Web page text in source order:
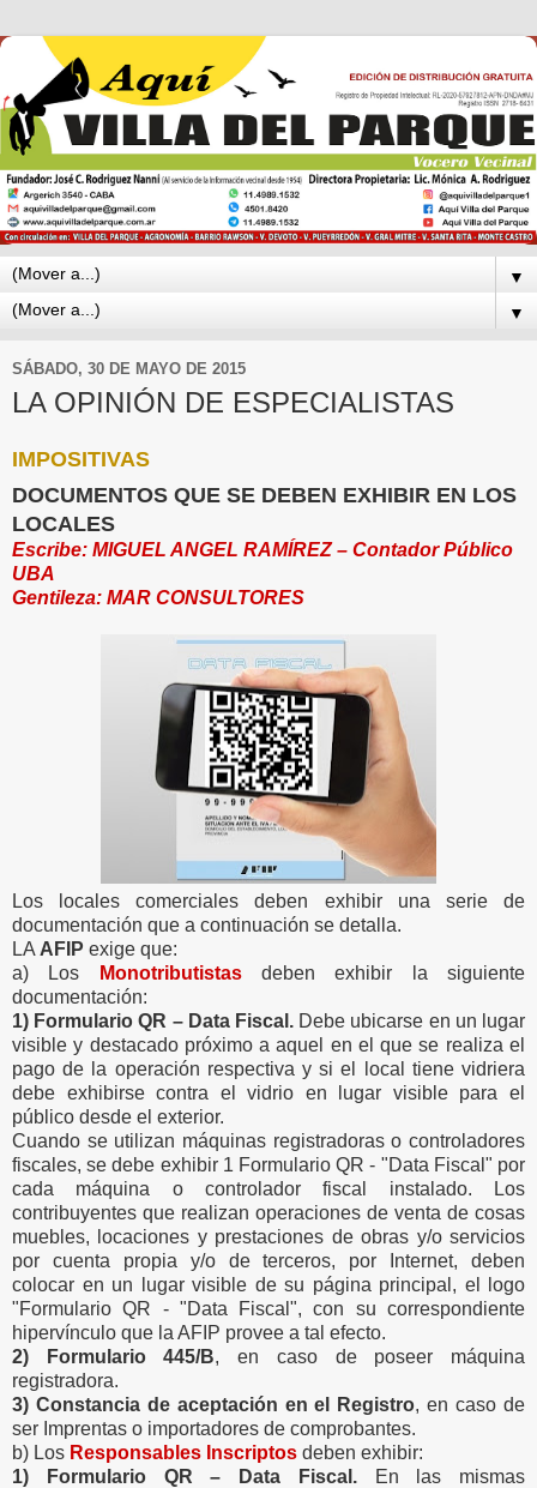
▼
▼
SÁBADO, 30 DE MAYO DE 2015
LA OPINIÓN DE ESPECIALISTAS
IMPOSITIVAS
DOCUMENTOS QUE SE DEBEN EXHIBIR EN LOS
LOCALES
Escribe: MIGUEL ANGEL RAMÍREZ – Contador Público
UBA
Gentileza: MAR CONSULTORES
Los locales comerciales deben exhibir una serie de
documentación que a continuación se detalla.
LA AFIP exige que:
a) Los
Monotributistasdeben exhibir la siguiente
documentación:
1) Formulario QR – Data Fiscal. Debe ubicarse en un lugar
visible y destacado próximo a aquel en el que se realiza el
pago de la operación respectiva y si el local tiene vidriera
debe exhibirse contra el vidrio en lugar visible para el
público desde el exterior.
Cuando se utilizan máquinas registradoras o controladores
fiscales, se debe exhibir 1 Formulario QR - "Data Fiscal" por
cada máquina o controlador fiscal instalado. Los
contribuyentes que realizan operaciones de venta de cosas
muebles, locaciones y prestaciones de obras y/o servicios
por cuenta propia y/o de terceros, por Internet, deben
colocar en un lugar visible de su página principal, el logo
"Formulario QR - "Data Fiscal", con su correspondiente
hipervínculo que la AFIP provee a tal efecto.
2) Formulario 445/B, en caso de poseer máquina
registradora.
3) Constancia de aceptación en el Registro, en caso de
ser Imprentas o importadores de comprobantes.
b) Los Responsables Inscriptos deben exhibir:
1) Formulario QR – Data Fiscal.En las mismas